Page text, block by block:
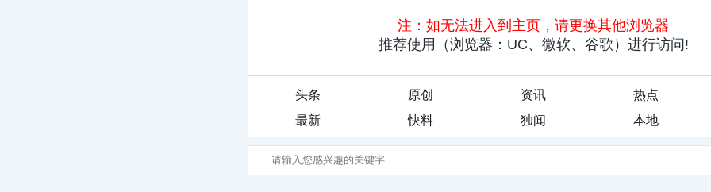
头条 原创 资讯
热点
最新
快料 独闻 本地